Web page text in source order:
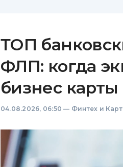
ТОП
ФЛП: когда
бизнес
04.08.2026, 06:50 — Финтех и